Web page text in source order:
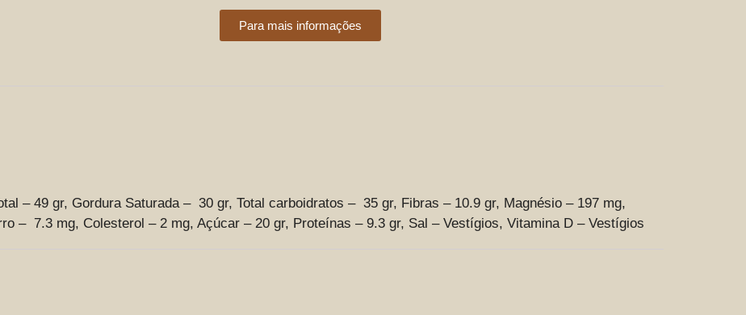
Para mais informações
– 49 gr, Gordura Saturada – 30 gr, Total carboidratos – 35 gr, Fibras – 10.9 gr, Magnésio – 197 mg,
– 7.3 mg, Colesterol – 2 mg, Açúcar – 20 gr, Proteínas – 9.3 gr, Sal – Vestígios, Vitamina D – Vestígios